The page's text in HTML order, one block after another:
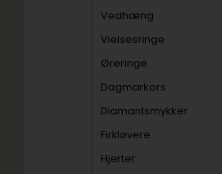
Vedhæng
Vielsesringe
Øreringe
Dagmarkors
Diamantsmykker
Firkløvere
Hjerter
482,00 DKK
Vejl. udsalgspris